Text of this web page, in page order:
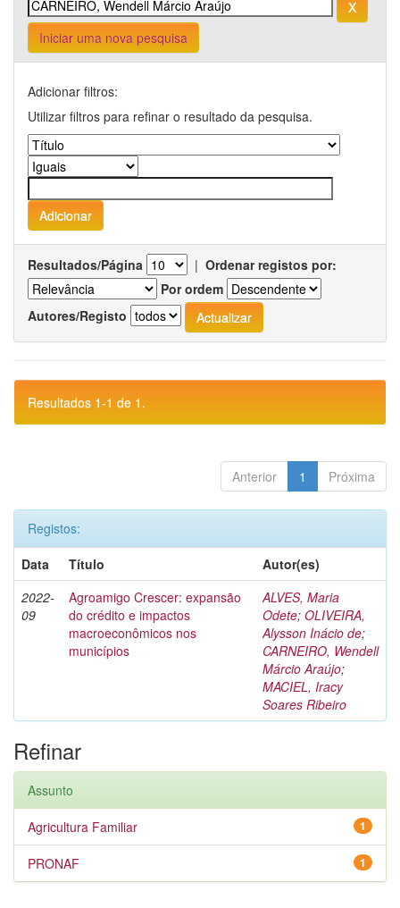
Iniciar uma nova pesquisa
Adicionar filtros:
Utilizar filtros para refinar o resultado da pesquisa.
Resultados/Página | Ordenar registos por:
Por ordem
Autores/Registo
Resultados 1-1 de 1.
Anterior 1 Próxima
Registos:
Data
Título
Autor(es)
2022-
09
Agroamigo Crescer: expansão
do crédito e impactos
macroeconômicos nos
municípios
ALVES, Maria
Odete; OLIVEIRA,
Alysson Inácio de;
CARNEIRO, Wendell
Márcio Araújo;
MACIEL, Iracy
Soares Ribeiro
Refinar
Assunto
1
Agricultura Familiar
1
PRONAF